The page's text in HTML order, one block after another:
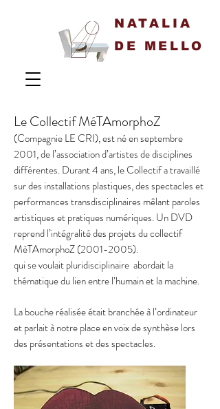
NATALIA
DE MELLO
Le Collectif MéTAmorphoZ
(Compagnie LE CRI), est né en septembre
2001, de l’association d’artistes de disciplines
différentes. Durant 4 ans, le Collectif a travaillé
sur des installations plastiques, des spectacles et
performances transdisciplinaires mêlant paroles
artistiques et pratiques numériques. Un DVD
reprend l’intégralité des projets du collectif
MéTAmorphoZ(2001-2005).
qui se voulait pluridisciplinaire abordait la
thématique du lien entre l’humain et la machine.
La bouche réalisée était branchée à l’ordinateur
et parlait à notre place en voix de synthèse lors
des présentations et des spectacles.